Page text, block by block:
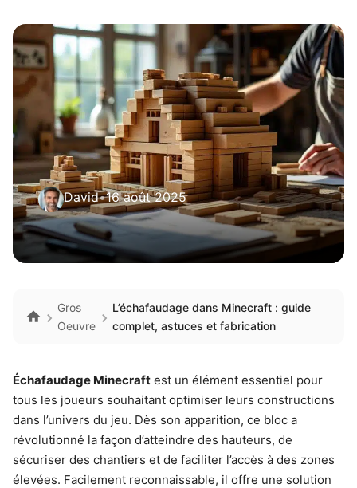
David•16 août 2025
Gros
Oeuvre
L’échafaudage dans Minecraft : guide
complet, astuces et fabrication
Échafaudage Minecraft est un élément essentiel pour
tous les joueurs souhaitant optimiser leurs constructions
dans l’univers du jeu. Dès son apparition, ce bloc a
révolutionné la façon d’atteindre des hauteurs, de
sécuriser des chantiers et de faciliter l’accès à des zones
élevées. Facilement reconnaissable, il offre une solution